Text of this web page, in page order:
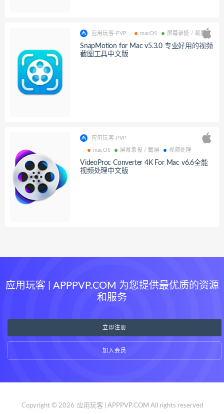
应用玩客-PVP macOS 屏幕录投 / 截屏
SnapMotion for Mac v5.3.0 专业好用的视频
截图工具中文版
应用玩客-PVP
macOS 屏幕录投 / 截屏 视频处理
VideoProc Converter 4K For Mac v6.6全能
视频处理中文版
应用玩客 | APPPVP.COM 为您提供最优质的资源
和服务
立即注册
加入会员
Copyright © 2026 应用玩客 | APPPVP.COM All rights reserved